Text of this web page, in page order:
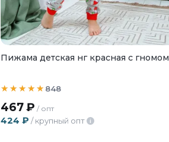
Пижама детская нг красная с гномом
848
467₽ / опт
424 ₽ / крупный опт i